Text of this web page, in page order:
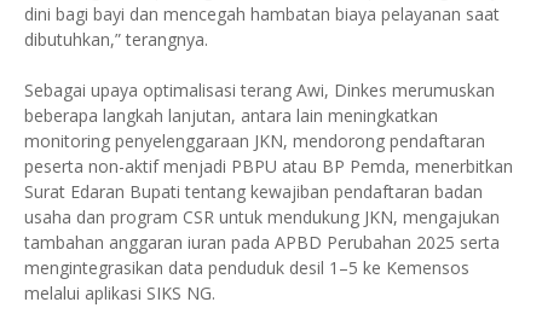
dini bagi bayi dan mencegah hambatan biaya pelayanan saat
dibutuhkan,” terangnya.
Sebagai upaya optimalisasi terang Awi, Dinkes merumuskan
beberapa langkah lanjutan, antara lain meningkatkan
monitoring penyelenggaraan JKN, mendorong pendaftaran
peserta non-aktif menjadi PBPU atau BP Pemda, menerbitkan
Surat Edaran Bupati tentang kewajiban pendaftaran badan
usaha dan program CSR untuk mendukung JKN, mengajukan
tambahan anggaran iuran pada APBD Perubahan 2025 serta
mengintegrasikan data penduduk desil 1–5 ke Kemensos
melalui aplikasi SIKS NG.